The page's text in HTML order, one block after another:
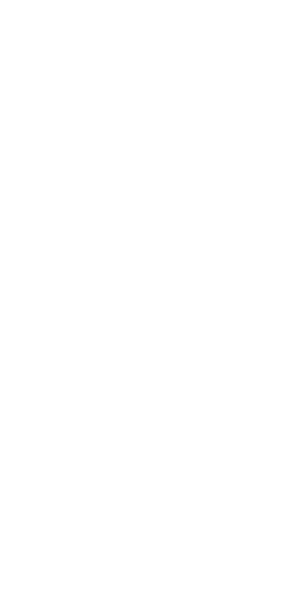
sẽ.
phép thời gian làm lạnh được rút ngắn.